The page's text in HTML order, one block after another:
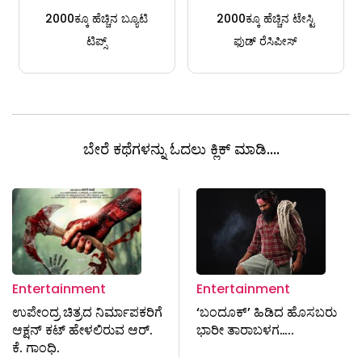
2000ಕ್ಕೂ ಹೆಚ್ಚಿನ ಬ್ಯೂಟಿ
ಟಿಪ್ಸ್
2000ಕ್ಕೂ ಹೆಚ್ಚಿನ ಟೇಸ್ಟಿ
ಫುಡ್ ರೆಸಿಪೀಸ್
ಬೇರೆ ಕಥೆಗಳನ್ನು ಓದಲು ಕ್ಲಿಕ್ ಮಾಡಿ....
Entertainment
ಉಪೇಂದ್ರ ಚಿತ್ರದ ನಿರ್ಮಾಪಕರಿಗೆ
ಆಕ್ಷನ್ ಕಟ್ ಹೇಳಲಿರುವ ಆರ್.
ಕೆ. ಗಾಂಧಿ.
Entertainment
‘ಬಂದೂಕ್’ ಹಿಡಿದ ಹೊಸಬರು
ಭಾರೀ ತಾರಾಬಳಗ…..